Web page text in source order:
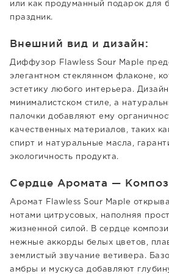
или как продуманный подарок для
праздник.
Внешний вид и дизайн:
Диффузор Flawless Sour Maple
элегантном стеклянном флаконе,
эстетику любого интерьера.
минималистском стиле, а
палочки добавляют ему
качественных материалов, таких
спирт и натуральные масла,
экологичность продукта.
Сердце Аромата —
Аромат Flawless Sour Maple
нотами цитрусовых, наполняя
жизненной силой. В сердце
нежные аккорды белых цветов,
землистый звучание ветивера.
амбры и мускуса добавляют